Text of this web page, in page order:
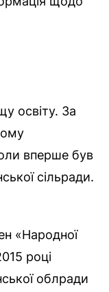
освіту. За
вперше був
сільради.
«Народної
році
облради